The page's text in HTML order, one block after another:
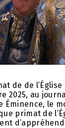
de de
2025, au
Éminence,
primat de